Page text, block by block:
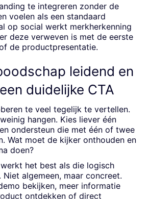
te integreren zonder de
voelen als een standaard
op social werkt merkherkenning
deze verweven is met de eerste
de productpresentatie.
leidend en
duidelijke CTA
te veel tegelijk te vertellen.
hangen. Kies liever één
ondersteun die met één of twee
Wat moet de kijker onthouden en
doen?
het best als die logisch
algemeen, maar concreet.
bekijken, meer informatie
ontdekken of direct